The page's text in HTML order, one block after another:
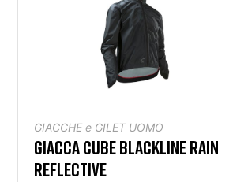
GIACCHE e GILET UOMO
GIACCA CUBE BLACKLINE RAIN
REFLECTIVE